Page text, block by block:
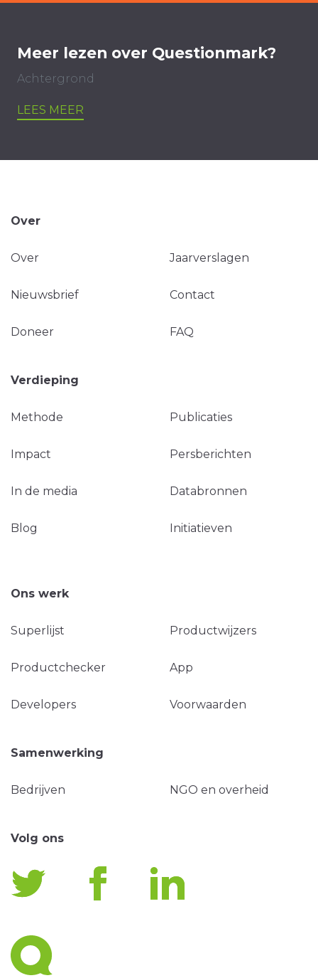
Meer lezen over Questionmark?
Achtergrond
LEES MEER
Over
Over Jaarverslagen
Nieuwsbrief Contact
Doneer FAQ
Verdieping
Methode Publicaties
Impact Persberichten
In de media Databronnen
Blog Initiatieven
Ons werk
Superlijst Productwijzers
Productchecker App
Developers Voorwaarden
Samenwerking
Bedrijven NGO en overheid
Volg ons